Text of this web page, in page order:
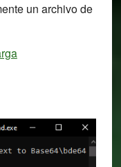
un archivo de